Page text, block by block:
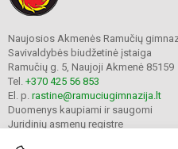
Naujosios Akmenės Ramučių
Savivaldybės biudžetinė įstaiga
Ramučių g. 5, Naujoji Akmenė 85159
Tel. +370 425 56 853
El. p. rastine@ramuciugimnazija.lt
Duomenys kaupiami ir saugomi
Juridinių asmenų registre